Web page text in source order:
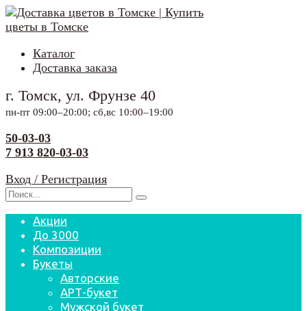
Перейти
к
Каталог
Доставка заказа
г. Томск, ул. Фрунзе 40
пн-пт 09:00–20:00; сб,вс 10:00–19:00
50-03-03
7 913 820-03-03
Вход / Регистрация
Search
Акции
До 3000
Композиции
Букеты
Авторские
АРТ-букет
Мужской букет